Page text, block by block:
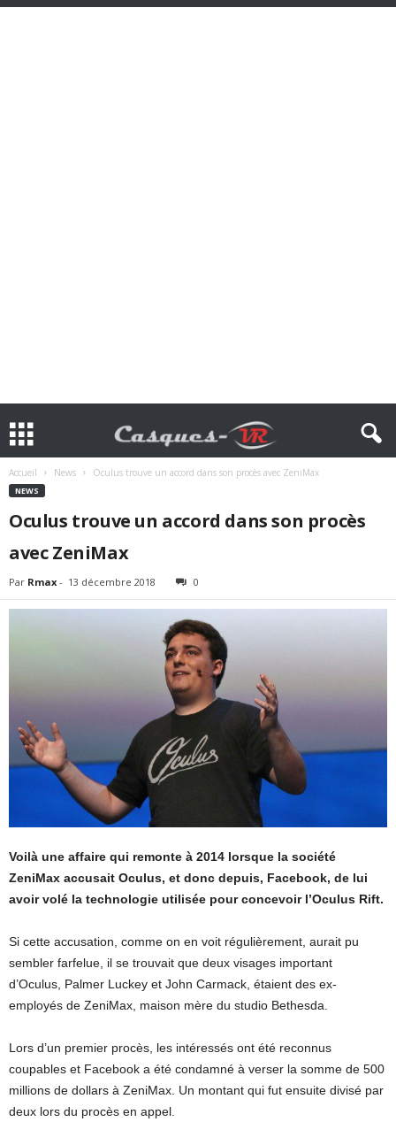
Accueil News Oculus trouve un accord dans son procès avec ZeniMax
NEWS
Oculus trouve un accord dans son procès
avec ZeniMax
Par Rmax - 13 décembre 2018 0
Voilà une affaire qui remonte à 2014 lorsque la société
ZeniMax accusait Oculus, et donc depuis, Facebook, de lui
avoir volé la technologie utilisée pour concevoir l’Oculus Rift.
Si cette accusation, comme on en voit régulièrement, aurait pu
sembler farfelue, il se trouvait que deux visages important
d’Oculus, Palmer Luckey et John Carmack, étaient des ex-
employés de ZeniMax, maison mère du studio Bethesda.
Lors d’un premier procès, les intéressés ont été reconnus
coupables et Facebook a été condamné à verser la somme de 500
millions de dollars à ZeniMax. Un montant qui fut ensuite divisé par
deux lors du procès en appel.